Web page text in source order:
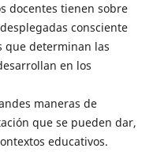
docentes tienen sobre
consciente
que determinan las
en los
maneras de
que se pueden dar,
educativos.